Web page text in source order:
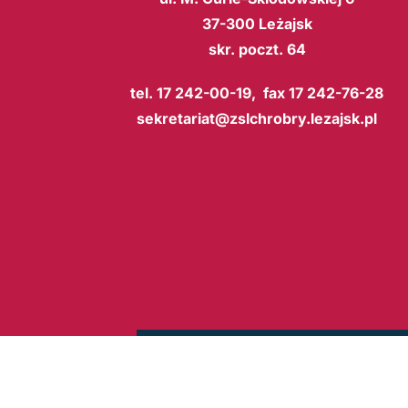
37-300 Leżajsk
skr. poczt. 64
tel. 17 242-00-19, fax 17 242-76-28
sekretariat@zslchrobry.lezajsk.pl